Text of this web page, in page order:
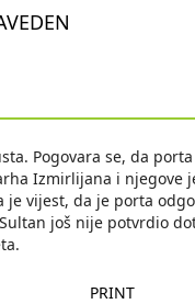
Pogovara se, da
Izmirlijana i njegove
je vijest, da je porta
još nije potvrdio
PRINT